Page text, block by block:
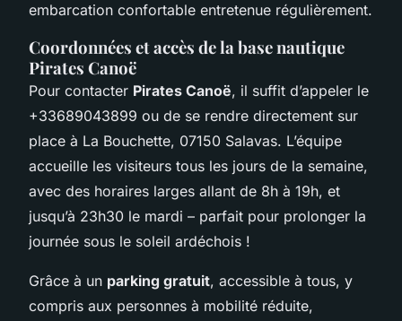
embarcation confortable entretenue régulièrement.
Coordonnées et accès de la base nautique
Pirates Canoë
Pour contacter Pirates Canoë, il suffit d’appeler le
+33689043899 ou de se rendre directement sur
place à La Bouchette, 07150 Salavas. L’équipe
accueille les visiteurs tous les jours de la semaine,
avec des horaires larges allant de 8h à 19h, et
jusqu’à 23h30 le mardi – parfait pour prolonger la
journée sous le soleil ardéchois !
Grâce à un parking gratuit, accessible à tous, y
compris aux personnes à mobilité réduite,